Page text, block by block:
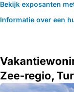
Bekijk exposanten
Informatie over een
Zee-regio,